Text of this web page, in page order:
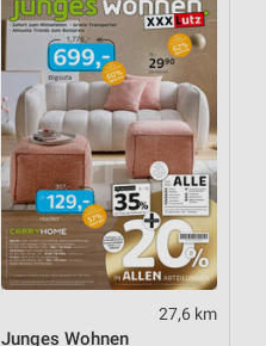
27,6 km
Junges Wohnen